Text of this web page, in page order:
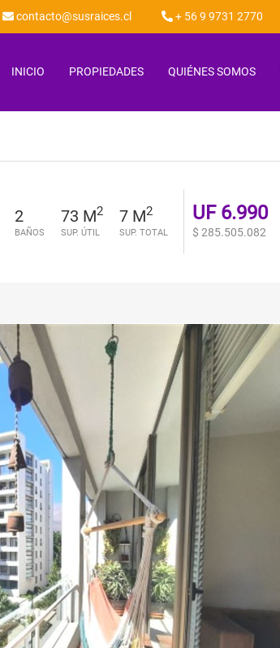
contacto@susraices.cl + 56 9 9731 2770
INICIO PROPIEDADES QUIÉNES SOMOS
2
BAÑOS
73 M2
SUP. ÚTIL
7 M2
SUP. TOTAL
UF 6.990
$ 285.505.082